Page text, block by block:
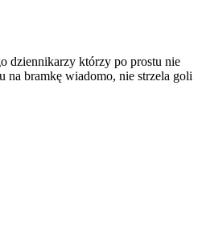
dziennikarzy którzy po prostu nie
na bramkę wiadomo, nie strzela goli